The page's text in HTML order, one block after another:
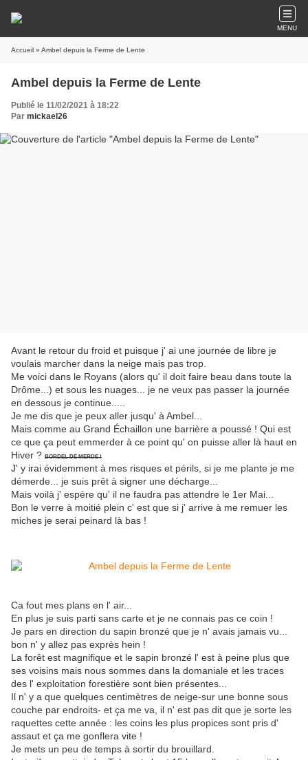
MENU
Accueil » Ambel depuis la Ferme de Lente
Ambel depuis la Ferme de Lente
Publié le 11/02/2021 à 18:22
Par mickael26
Avant le retour du froid et puisque j' ai une journée de libre je
voulais marcher dans la neige mais pas trop.
Me voici dans le Royans (alors qu' il doit faire beau dans toute la
Drôme...) et sous les nuages... je ne veux pas passer la journée
en dessous je continue.....
Je me dis que je peux aller jusqu' à Ambel...
Mais comme au Grand Échaillon une barrière a poussé ! Qui est
ce que ça peut emmerder à ce point qu' on puisse aller là haut en
Hiver ? BORDEL DE MERDE !
J' y irai évidemment à mes risques et périls, si je me plante je me
démerde... je suis prêt à signer une décharge...
Mais voilà j' espère qu' il ne faudra pas attendre le 1er Mai...
Bon le verre à moitié plein c' est que si j' arrive à me remuer les
miches je serai peinard là bas !
Ca fout mes plans en l' air...
En plus je suis parti sans carte et je ne connais pas ce coin !
Je pars en direction du sapin bronzé que je n' avais jamais vu...
bon n' y allez pas exprès hein !
La forêt est magnifique et le sapin bronzé l' est à peine plus que
ses voisins mais nous sommes dans la domaniale et les traces
des l' exploitation forestière sont bien présentes...
Il n' y a que quelques centimètres de neige-sur une bonne sous
couche par endroits- et ça me va, il n' est pas dit que je sorte les
raquettes cette année : les coins les plus propices sont pris d'
assaut et ça me gonflera vite !
Je mets un peu de temps à sortir du brouillard.